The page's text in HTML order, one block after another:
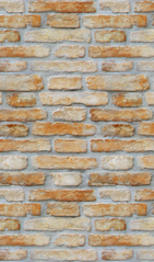
(ヒマラヤさん) ★[01/